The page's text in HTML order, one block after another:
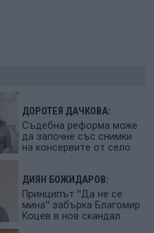
ДОРОТЕЯ ДАЧКОВА:
Съдебна реформа може
да започне със снимки
на консервите от село
ДИЯН БОЖИДАРОВ:
Принципът "Да не се
мина" забърка Благомир
Коцев в нов скандал